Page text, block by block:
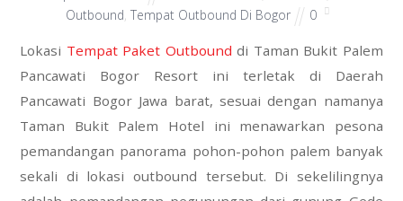
Outbound, Tempat Outbound Di Bogor 0
Lokasi Tempat Paket Outbound di Taman Bukit Palem
Pancawati Bogor Resort ini terletak di Daerah
Pancawati Bogor Jawa barat, sesuai dengan namanya
Taman Bukit Palem Hotel ini menawarkan pesona
pemandangan panorama pohon-pohon palem banyak
sekali di lokasi outbound tersebut. Di sekelilingnya